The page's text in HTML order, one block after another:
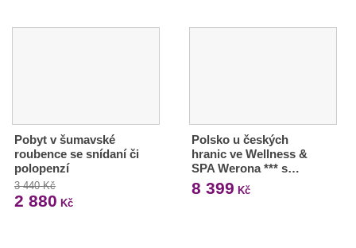
Pobyt v šumavské
roubence se snídaní či
polopenzí
3 440 Kč
2 880 Kč
Polsko u českých
hranic ve Wellness &
SPA Werona *** s…
8 399 Kč